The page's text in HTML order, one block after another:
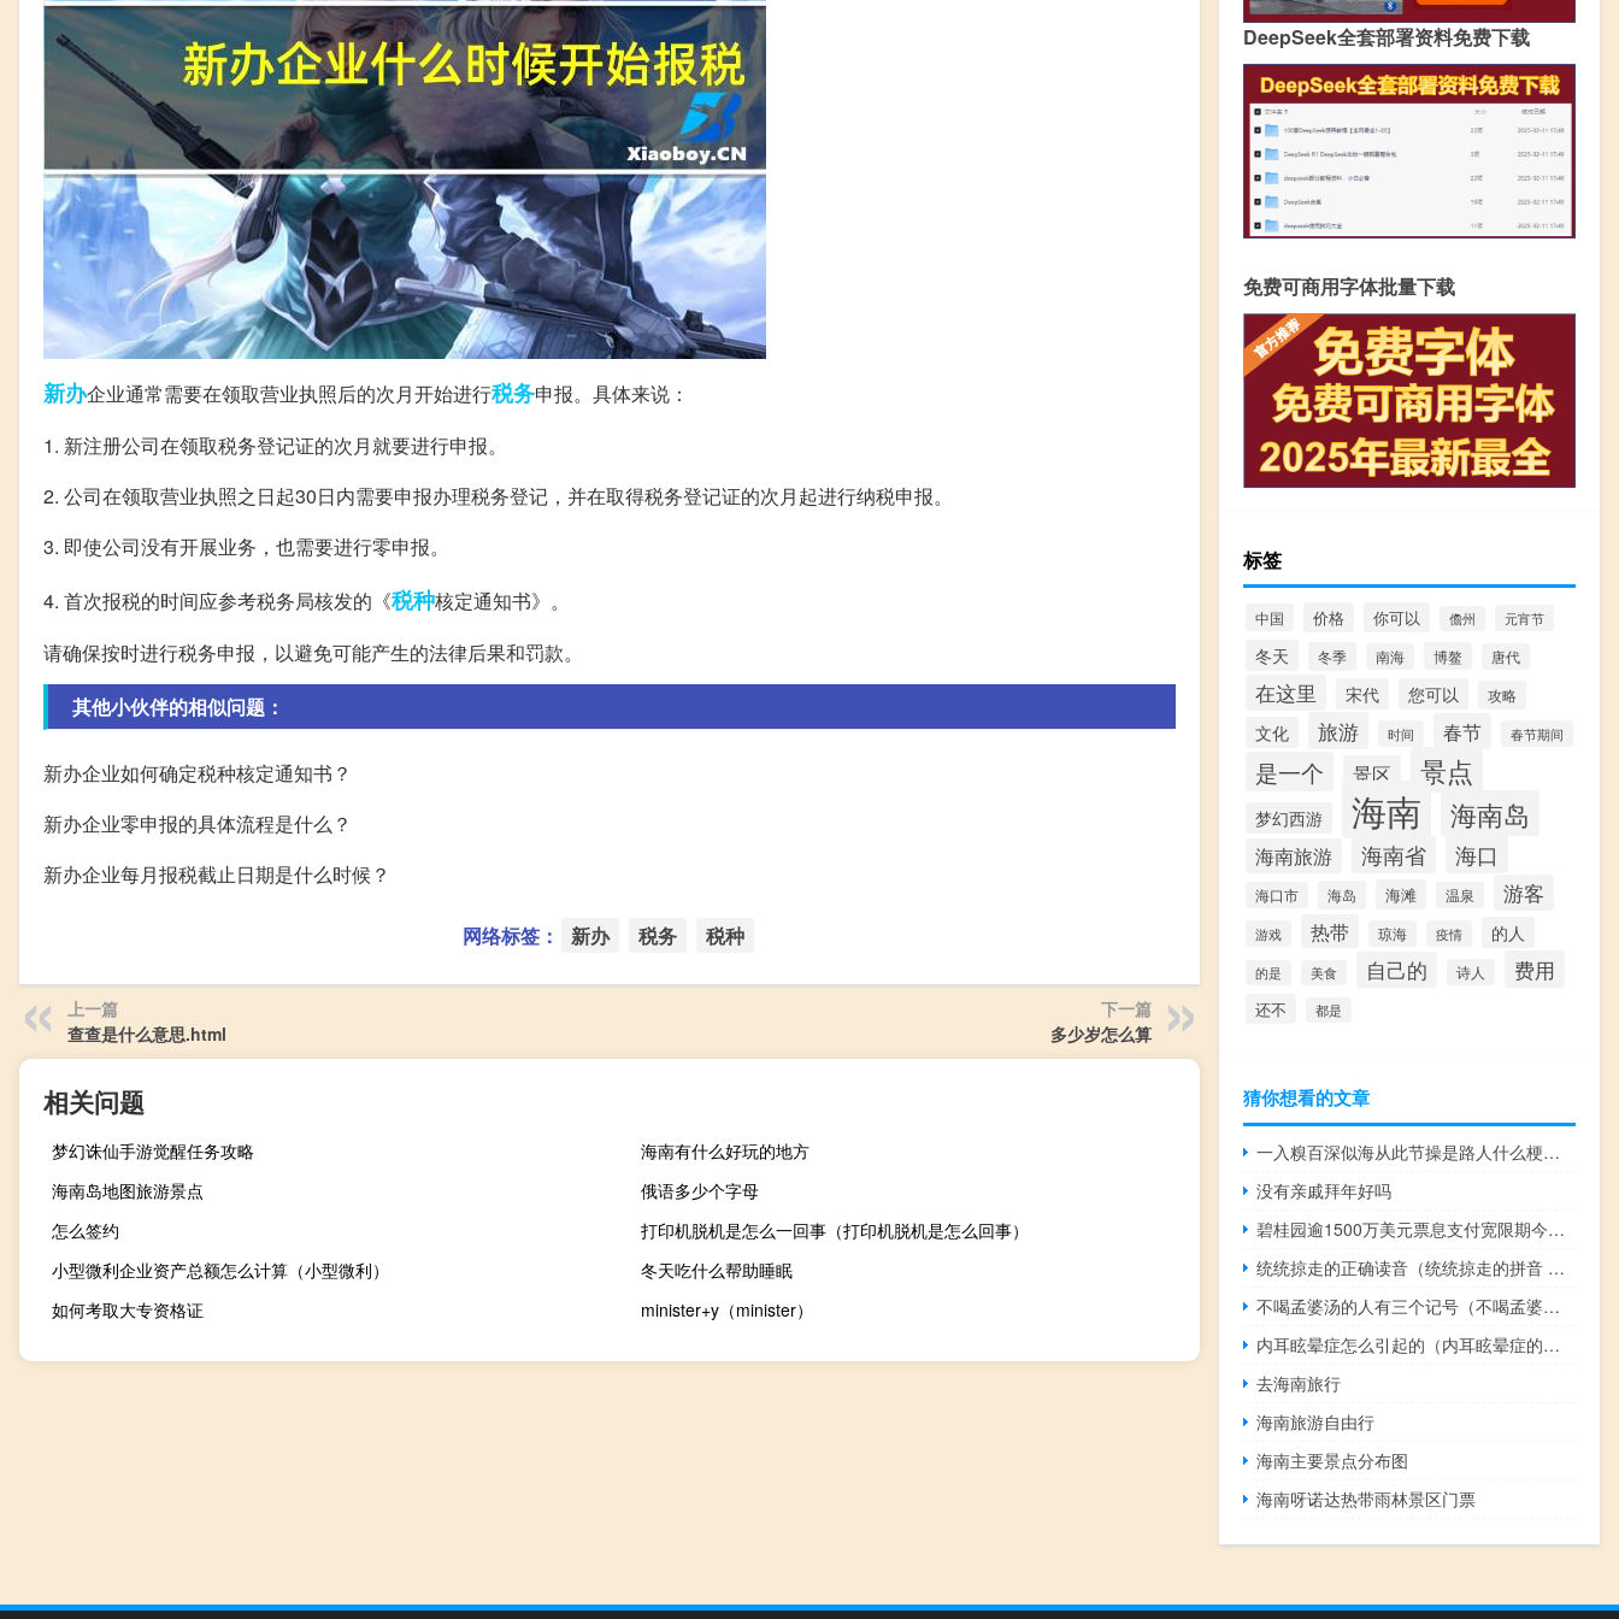
新办企业通常需要在领取营业执照后的次月开始进行税务申报。具体来说：
1. 新注册公司在领取税务登记证的次月就要进行申报。
2. 公司在领取营业执照之日起30日内需要申报办理税务登记，并在取得税务登记证的次月起进行纳税申报。
3. 即使公司没有开展业务，也需要进行零申报。
4. 首次报税的时间应参考税务局核发的《税种核定通知书》。
请确保按时进行税务申报，以避免可能产生的法律后果和罚款。
其他小伙伴的相似问题：
新办企业如何确定税种核定通知书？
新办企业零申报的具体流程是什么？
新办企业每月报税截止日期是什么时候？
网络标签： 新办 税务 税种
上一篇
查查是什么意思.html
下一篇
多少岁怎么算
相关问题
梦幻诛仙手游觉醒任务攻略
海南有什么好玩的地方
海南岛地图旅游景点
俄语多少个字母
怎么签约
打印机脱机是怎么一回事（打印机脱机是怎么回事）
小型微利企业资产总额怎么计算（小型微利）
冬天吃什么帮助睡眠
如何考取大专资格证
minister+y（minister）
DeepSeek全套部署资料免费下载
免费可商用字体批量下载
标签
中国 价格 你可以 儋州 元宵节
冬天 冬季 南海 博鳌 唐代
在这里 宋代 您可以 攻略
文化 旅游 时间 春节 春节期间
是一个 景区 景点
梦幻西游 海南 海南岛
海南旅游 海南省 海口
海口市 海岛 海滩 温泉 游客
游戏 热带 琼海 疫情 的人
的是 美食 自己的 诗人 费用
还不 都是
猜你想看的文章
一入糗百深似海从此节操是路人什么梗？一入糗百深似海从此节操是路人是什么意思什么梗
没有亲戚拜年好吗
碧桂园逾1500万美元票息支付宽限期今日到期碧桂园：预期无法如期履行所有境外债务款项的偿付义务
统统掠走的正确读音（统统掠走的拼音 统统掠走的拼音）
不喝孟婆汤的人有三个记号（不喝孟婆汤）
内耳眩晕症怎么引起的（内耳眩晕症的症状）
去海南旅行
海南旅游自由行
海南主要景点分布图
海南呀诺达热带雨林景区门票